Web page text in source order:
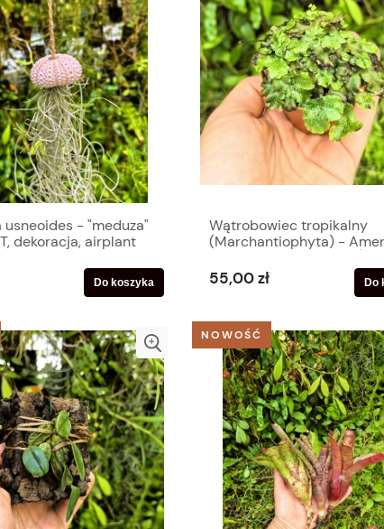
usneoides - "meduza"
dekoracja, airplant
Do koszyka
Wątrobowiec tropikalny
(Marchantiophyta) -
- wiwarium, paludarium,
terrarium
55,00 zł Do
NOWOŚĆ